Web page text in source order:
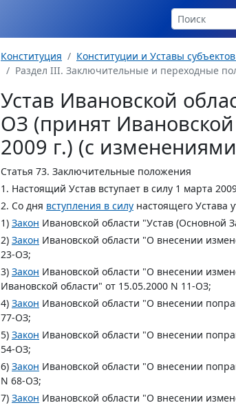
Конституция Конституции и Уставы
Раздел III. Заключительные и переходные
Устав Ивановской
ОЗ (принят
2009 г.) (с
Статья 73. Заключительные положения
1. Настоящий Устав вступает в силу 1 марта
2. Со дня вступления в силу настоящего Устава
1) Закон Ивановской области "Устав (Основной
2) Закон Ивановской области "О внесении
23-ОЗ;
3) Закон Ивановской области "О внесении
Ивановской области" от 15.05.2000 N 11-ОЗ;
4) Закон Ивановской области "О внесении
77-ОЗ;
5) Закон Ивановской области "О внесении
54-ОЗ;
6) Закон Ивановской области "О внесении
N 68-ОЗ;
7) Закон Ивановской области "О внесении